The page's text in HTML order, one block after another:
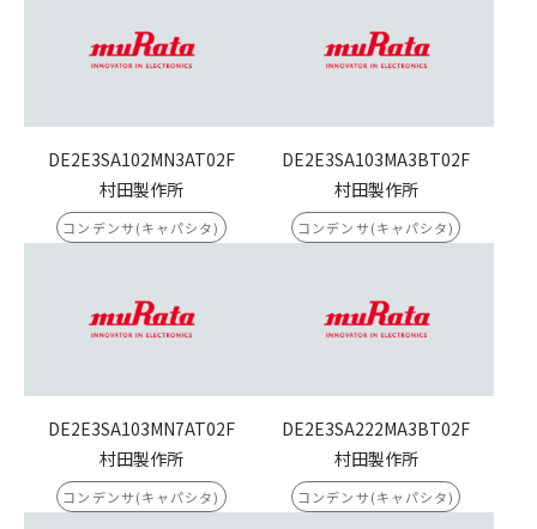
DE2E3SA102MN3AT02F
村田製作所
コンデンサ(キャパシタ)
DE2E3SA103MA3BT02F
村田製作所
コンデンサ(キャパシタ)
DE2E3SA103MN7AT02F
村田製作所
コンデンサ(キャパシタ)
DE2E3SA222MA3BT02F
村田製作所
コンデンサ(キャパシタ)